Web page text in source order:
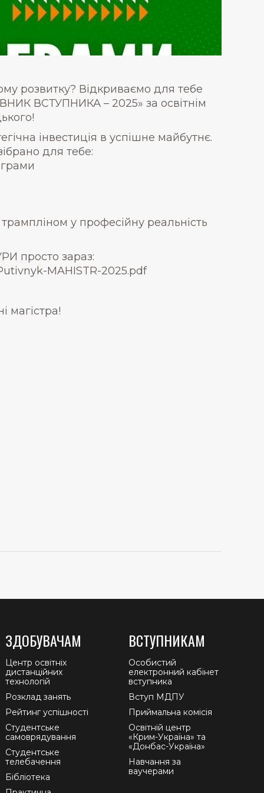
розвитку? Відкриваємо для тебе
ВСТУПНИКА – 2025» за освітнім
інвестиція в успішне майбутнє.
для тебе:
у професійну реальність
просто зараз:
MAHISTR-2025.pdf
магістра!
ЗДОБУВАЧАМ
Центр освітніх
дистанційних
технологій
Розклад занять
Рейтинг успішності
Студентське
самоврядування
Студентське
телебачення
Бібліотека
ВСТУПНИКАМ
Особистий
електронний кабінет
вступника
Вступ МДПУ
Приймальна комісія
Освітній центр
«Крим-Україна» та
«Донбас-Україна»
Навчання за
ваучерами